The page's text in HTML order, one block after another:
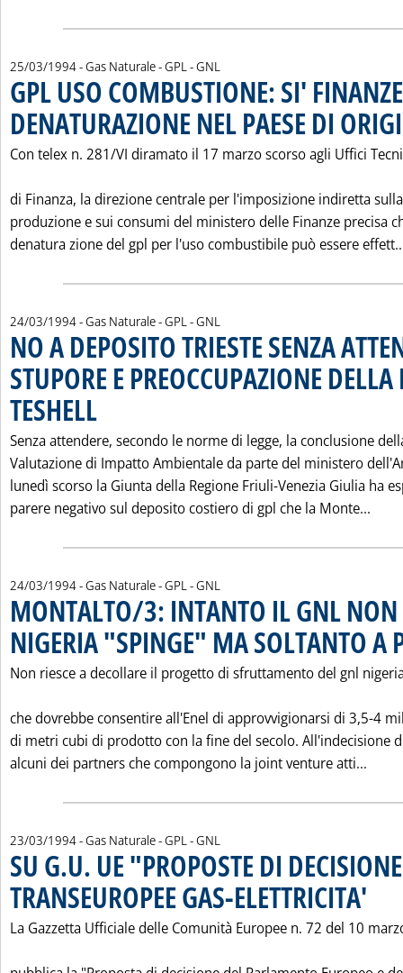
25/03/1994- Gas Naturale - GPL - GNL
GPL USO COMBUSTIONE: SI'
DENATURAZIONE NEL PAESE DI
Con telex n. 281/VI diramato il 17 marzo scorso agli Uffici
di Finanza, la direzione centrale per l'imposizione indiretta sulla
produzione e sui consumi del ministero delle Finanze precisa
denatura zione del gpl per l'uso combustibile può essere
24/03/1994- Gas Naturale - GPL - GNL
NO A DEPOSITO TRIESTE SENZA
STUPORE E PREOCCUPAZIONE
TESHELL
Senza attendere, secondo le norme di legge, la conclusione
Valutazione di Impatto Ambientale da parte del ministero
lunedì scorso la Giunta della Regione Friuli-Venezia Giulia ha
parere negativo sul deposito costiero di gpl che la Monte...
24/03/1994- Gas Naturale - GPL - GNL
MONTALTO/3: INTANTO IL GNL NON
NIGERIA "SPINGE" MA SOLTANTO A
Non riesce a decollare il progetto di sfruttamento del gnl
che dovrebbe consentire all'Enel di approvvigionarsi di 3,5-4
di metri cubi di prodotto con la fine del secolo. All'indecisione
alcuni dei partners che compongono la joint venture atti...
23/03/1994- Gas Naturale - GPL - GNL
SU G.U. UE "PROPOSTE DI
TRANSEUROPEE GAS-ELETTRICITA'
La Gazzetta Ufficiale delle Comunità Europee n. 72 del 10